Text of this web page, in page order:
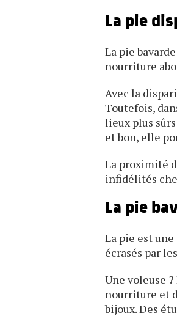
La pie
La pie
nourriture
Avec la
Toutefois,
lieux plus
et bon, elle
La proximité
infidélités
La pie
La pie est
écrasés par
Une voleuse
nourriture et
bijoux. Des